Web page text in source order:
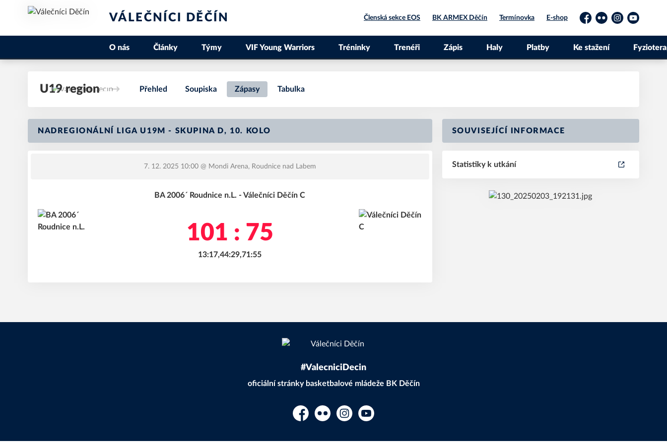
VÁLEČNÍCI DĚČÍN Členská sekce EOS BK ARMEX Děčín Termínovka E-shop
Facebook
FlickrInstagramYouTube
O nás Články Týmy VIF Young Warriors Tréninky Trenéři Zápis Haly Platby Ke stažení
U19 region Přehled Soupiska Zápasy Tabulka
NADREGIONÁLNÍ LIGA U19M - SKUPINA D, 10. KOLO
7. 12. 2025 10:00@ Mondi Arena, Roudnice nad Labem
BA 2006´ Roudnice n.L. - Válečníci Děčín C
101 : 75
13:17,44:29,71:55
SOUVISEJÍCÍ INFORMACE
Statistiky k utkání
#ValecniciDecin
oficiální stránky basketbalové mládeže BK Děčín
FacebookFlickr InstagramYouTube